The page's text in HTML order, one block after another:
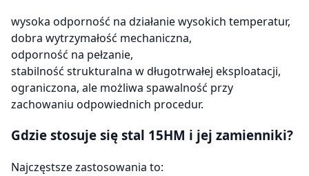
wysoka odporność na działanie wysokich temperatur,
dobra wytrzymałość mechaniczna,
odporność na pełzanie,
stabilność strukturalna w długotrwałej eksploatacji,
ograniczona, ale możliwa spawalność przy
zachowaniu odpowiednich procedur.
Gdzie stosuje się stal 15HM i jej zamienniki?
Najczęstsze zastosowania to: